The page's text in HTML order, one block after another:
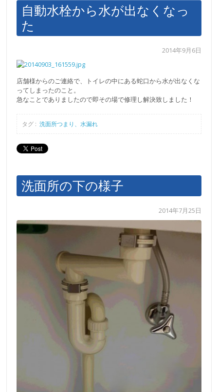
自動水栓から水が出なくなっ
た
2014年9月6日
店舗様からのご連絡で、トイレの中にある蛇口から水が出なくな
ってしまったのこと。
急なことでありましたので即その場で修理し解決致しました！
タグ :洗面所つまり、水漏れ
洗面所の下の様子
2014年7月25日